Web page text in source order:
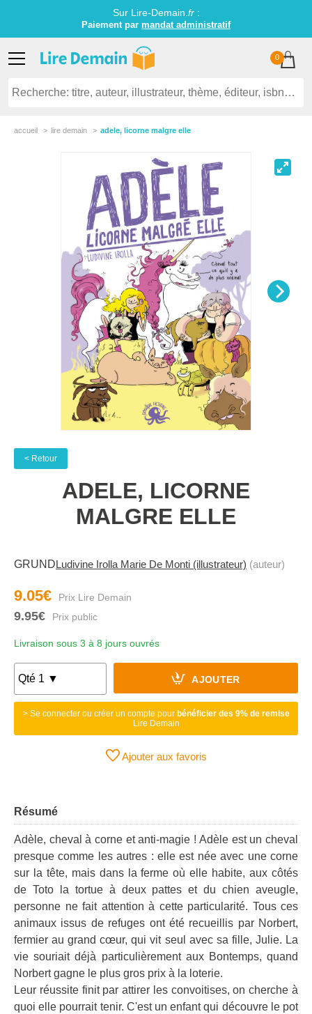
Sur Lire-Demain. fr:
Paiement par mandat administratif
0
accueil lire demain adele, licorne malgre elle
< Retour
ADELE, LICORNE
MALGRE ELLE
GRUNDLudivine Irolla Marie De Monti (illustrateur) (auteur)
9.05€
9.95€
Livraison sous 3 à 8 jours ouvrés
AJOUTER
> Se connecter ou créer un compte pour bénéficier des 9% de remise
Lire Demain
Ajouter aux favoris
Résumé
Adèle, cheval à corne et anti-magie ! Adèle est un cheval
presque comme les autres : elle est née avec une corne
sur la tête, mais dans la ferme où elle habite, aux côtés
de Toto la tortue à deux pattes et du chien aveugle,
personne ne fait attention à cette particularité. Tous ces
animaux issus de refuges ont été recueillis par Norbert,
fermier au grand cœur, qui vit seul avec sa fille, Julie. La
vie souriait déjà particulièrement aux Bontemps, quand
Norbert gagne le plus gros prix à la loterie.
Leur réussite finit par attirer les convoitises, on cherche à
quoi elle pourrait tenir. C'est un enfant qui découvre le pot